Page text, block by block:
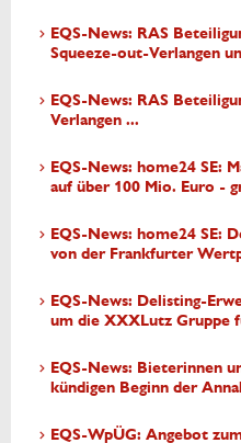
EQS-News: RAS
Squeeze-out-Verlangen
EQS-News: RAS
Verlangen ...
EQS-News: home24 SE:
auf über 100 Mio. Euro -
EQS-News: home24 SE:
von der Frankfurter
EQS-News: Delisting-
um die XXXLutz Gruppe
EQS-News: Bieterinnen
kündigen Beginn der
EQS-WpÜG: Angebot